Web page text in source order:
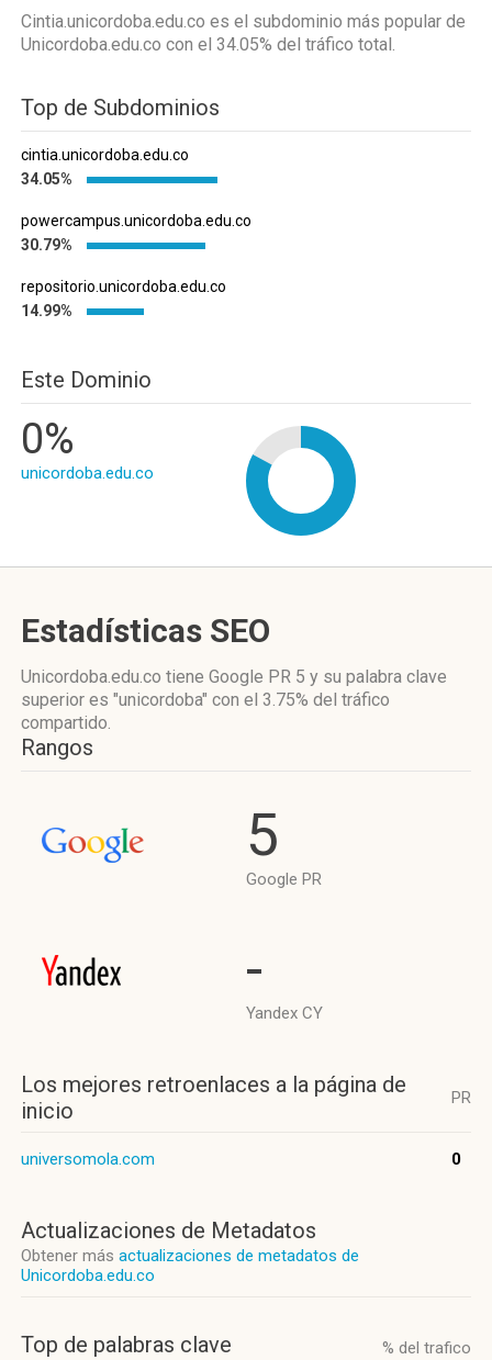
Cintia.unicordoba.edu.co es el subdominio más popular de
Unicordoba.edu.co con el 34.05% del tráfico total.
Top de Subdominios
cintia.unicordoba.edu.co
34.05%
powercampus.unicordoba.edu.co
30.79%
repositorio.unicordoba.edu.co
14.99%
Este Dominio
0%
unicordoba.edu.co
Estadísticas SEO
Unicordoba.edu.co tiene Google PR 5 y su palabra clave
superior es "unicordoba" con el 3.75% del tráfico
compartido.
Rangos
5
Google PR
-
Yandex CY
Los mejores retroenlaces a la página de
inicio
PR
universomola.com 0
Actualizaciones de Metadatos
Obtener más actualizaciones de metadatos de
Unicordoba.edu.co
Top de palabras clave % del trafico